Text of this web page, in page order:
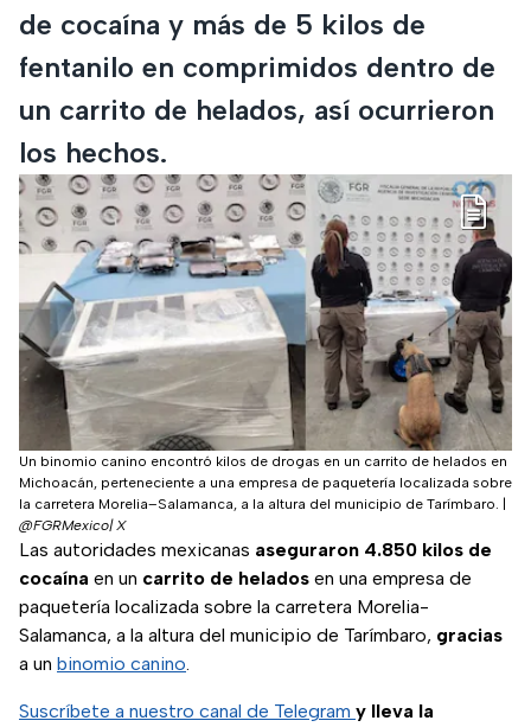
de cocaína y más de 5 kilos de
fentanilo en comprimidos dentro de
un carrito de helados, así ocurrieron
los hechos.
Un binomio canino encontró kilos de drogas en un carrito de helados en
Michoacán, perteneciente a una empresa de paquetería localizada sobre
la carretera Morelia–Salamanca, a la altura del municipio de Tarímbaro.
@FGRMexico| X
Las autoridades mexicanas aseguraron 4.850 kilos de
cocaína en un carrito de helados en una empresa de
paquetería localizada sobre la carretera Morelia-
Salamanca, a la altura del municipio de Tarímbaro, gracias
a un binomio canino.
Suscríbete a nuestro canal de Telegram y lleva la